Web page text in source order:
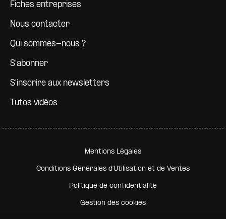
Fiches entreprises
Nous contacter
Qui sommes-nous ?
S'abonner
S'inscrire aux newsletters
Tutos vidéos
Pied de page secondaire
Mentions Légales
Conditions Générales d'Utilisation et de Ventes
Politique de confidentialité
Gestion des cookies